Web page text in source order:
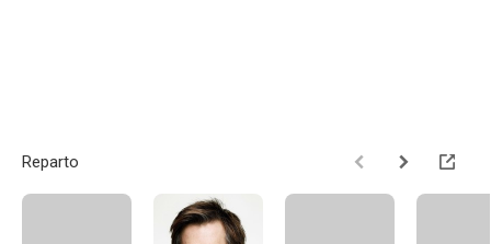
Reparto